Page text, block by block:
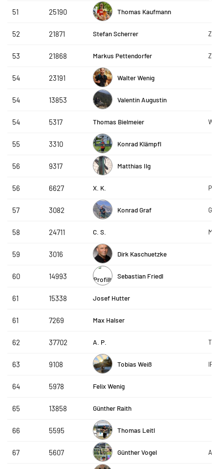
51 25190 Thomas Kaufmann
52 21871 Stefan Scherrer
53 21868 Markus Pettendorfer
54 23191 Walter Wenig
54 13853 Valentin Augustin
54 5317 Thomas Bielmeier
55 3310 Konrad Klämpfl
56 9317 Matthias Ilg
56 6627 X. K.
57 3082 Konrad Graf
58 24711 C. S.
59 3016 Dirk Kaschuetzke
60 14993 Sebastian Friedl
61 15338 Josef Hutter
61 7269 Max Halser
62 37702 A. P.
63 9108 Tobias Weiß
64 5978 Felix Wenig
65 13858 Günther Raith
66 5595 Thomas Leitl
67 5607 Günther Vogel